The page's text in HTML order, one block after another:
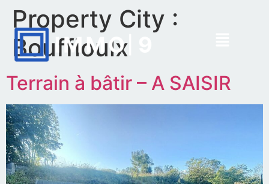
Property City :
Bouffioulx
Terrain à bâtir – A SAISIR